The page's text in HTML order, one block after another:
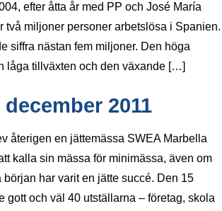
efter åtta år med PP och José María
två miljoner personer arbetslösa i Spanien.
siffra nästan fem miljoner. Den höga
låga tillväxten och den växande […]
2011
återigen en jättemässa SWEA Marbella
kalla sin mässa för minimässa, även om
början har varit en jätte succé. Den 15
gott och väl 40 utställarna – företag, skola